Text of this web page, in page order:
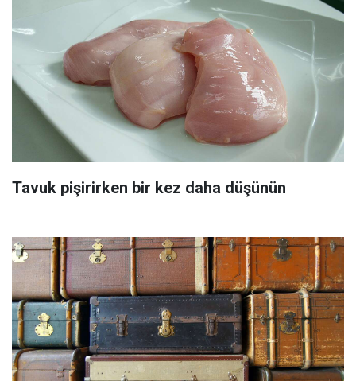
Tavuk pişirirken bir kez daha düşünün